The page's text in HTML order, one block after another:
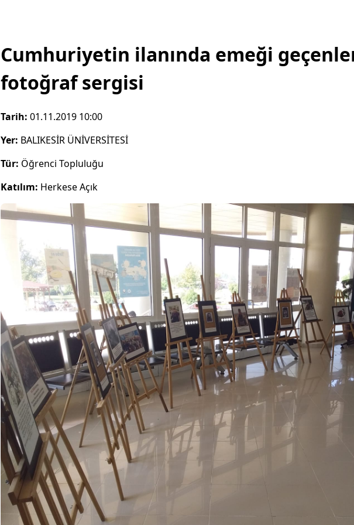
Cumhuriyetin ilanında emeği
fotoğraf sergisi
Tarih: 01.11.2019 10:00
Yer: BALIKESİR ÜNİVERSİTESİ
Tür: Öğrenci Topluluğu
Katılım: Herkese Açık